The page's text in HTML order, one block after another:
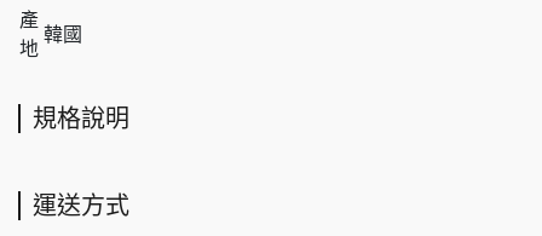
產
地
韓國
規格說明
運送方式